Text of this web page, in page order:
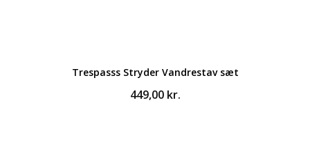
Trespasss Stryder Vandrestav sæt
449,00 kr.